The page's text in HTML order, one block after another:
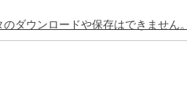
ダウンロードや保存はできません。